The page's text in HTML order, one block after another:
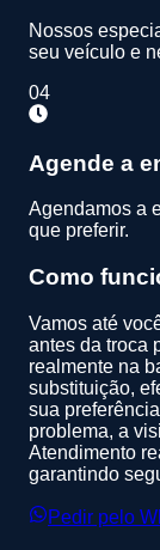
Nossos
seu veículo e
04
Agende a
Agendamos a
que preferir.
Como
Vamos até
antes da troca
realmente na
substituição,
sua
problema, a
Atendimento
garantindo
Pedir pelo